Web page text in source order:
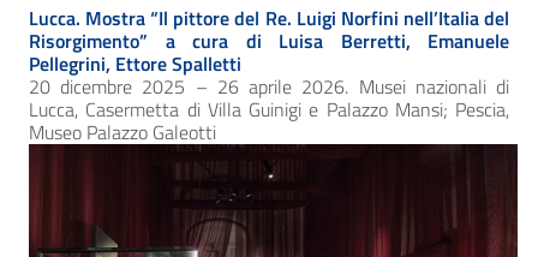
Lucca. Mostra “Il pittore del Re. Luigi Norfini nell’Italia del
Risorgimento” a cura di Luisa Berretti, Emanuele
Pellegrini, Ettore Spalletti
20 dicembre 2025 – 26 aprile 2026. Musei nazionali di
Lucca, Casermetta di Villa Guinigi e Palazzo Mansi; Pescia,
Museo Palazzo Galeotti